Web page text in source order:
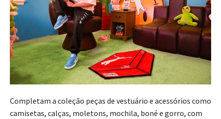
Completam a coleção peças de vestuário e acessórios como
camisetas, calças, moletons, mochila, boné e gorro, com